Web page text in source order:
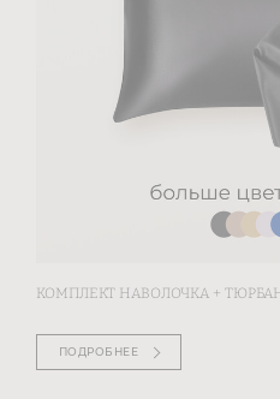
КОМПЛЕКТ НАВОЛОЧКА +
ПОДРОБНЕЕ